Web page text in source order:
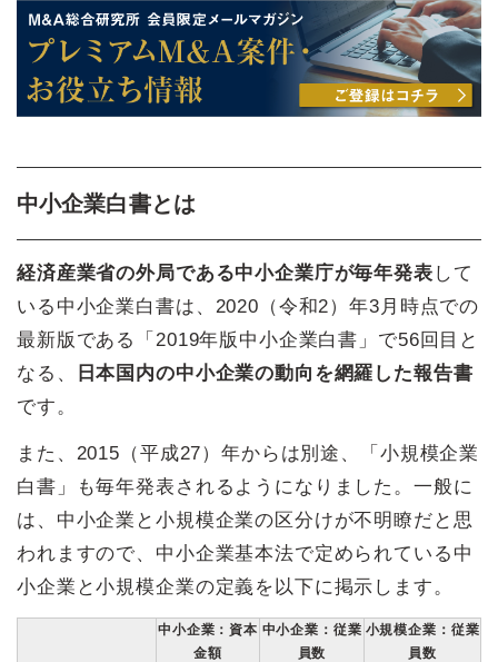
中小企業白書とは
経済産業省の外局である中小企業庁が毎年発表 して
いる中小企業白書は、2020（令和2）年3月時点での
最新版である「2019年版中小企業白書」で56回目と
なる、
日本国内の中小企業の動向を網羅した報告書
です。
また、2015（平成27）年からは別途、「小規模企業
白書」も毎年発表されるようになりました。一般に
は、中小企業と小規模企業の区分けが不明瞭だと思
われますので、中小企業基本法で定められている中
小企業と小規模企業の定義を以下に掲示します。
中小企業：資本
金額
中小企業：従業
員数
小規模企業：従業
員数